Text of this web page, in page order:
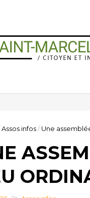
Assos infos/ Une